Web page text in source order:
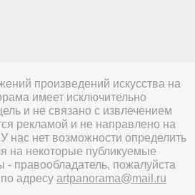
произведений искусства на
имеет исключительно
и не связано с извлечением
рекламой и не направлено на
нас нет возможности определить
на некоторые публикуемые
правообладатель, пожалуйста
адресу artpanorama@mail.ru